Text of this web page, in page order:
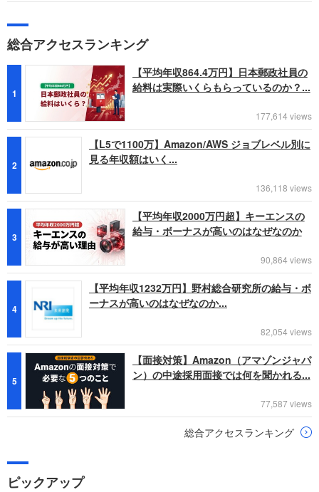
総合アクセスランキング
1
【平均年収864.4万円】日本郵政社員の
給料は実際いくらもらっているのか？...
177,614 views
2
【L5で1100万】Amazon/AWS ジョブレベル別に
見る年収額はいく...
136,118 views
3
【平均年収2000万円超】キーエンスの
給与・ボーナスが高いのはなぜなのか
90,864 views
4
【平均年収1232万円】野村総合研究所の給与・ボ
ーナスが高いのはなぜなのか...
82,054 views
5
【面接対策】Amazon（アマゾンジャパ
ン）の中途採用面接では何を聞かれる...
77,587 views
総合アクセスランキング
ピックアップ